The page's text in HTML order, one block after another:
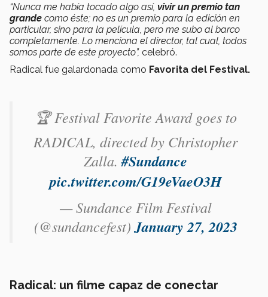
“Nunca me había tocado algo así, vivir un premio tan
grande como éste; no es un premio para la edición en
particular, sino para la película, pero me subo al barco
completamente. Lo menciona el director, tal cual, todos
somos parte de este proyecto”, celebró.
Radical fue galardonada como Favorita del Festival.
🏆 Festival Favorite Award goes to
RADICAL, directed by Christopher
Zalla.#Sundance
pic.twitter.com/G19eVaeO3H
— Sundance Film Festival
(@sundancefest)January 27, 2023
Radical: un filme capaz de conectar